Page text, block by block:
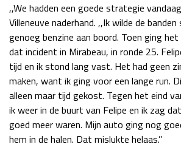
Kwalificatie
Race
GP QATAR 2026
Kwalificatie
Race
,,We hadden een goede strategie
Villeneuve naderhand. ,,Ik wilde de banden
genoeg benzine aan boord. Toen ging
dat incident in Mirabeau, in ronde 25.
tijd en ik stond lang vast. Het had geen
maken, want ik ging voor een lange run.
alleen maar tijd gekost. Tegen het eind
ik weer in de buurt van Felipe en ik zag
goed meer waren. Mijn auto ging nog
hem in de halen. Dat mislukte helaas.’’